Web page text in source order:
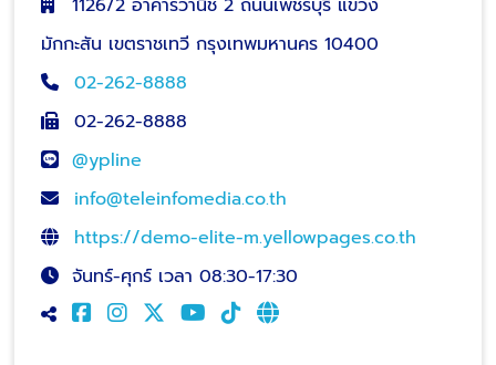
1126/2 อาคารวานิช 2 ถนนเพชรบุรี แขวง
มักกะสัน เขตราชเทวี กรุงเทพมหานคร 10400
02-262-8888
02-262-8888
@ypline
info@teleinfomedia.co.th
https://demo-elite-m.yellowpages.co.th
จันทร์-ศุกร์ เวลา 08:30-17:30